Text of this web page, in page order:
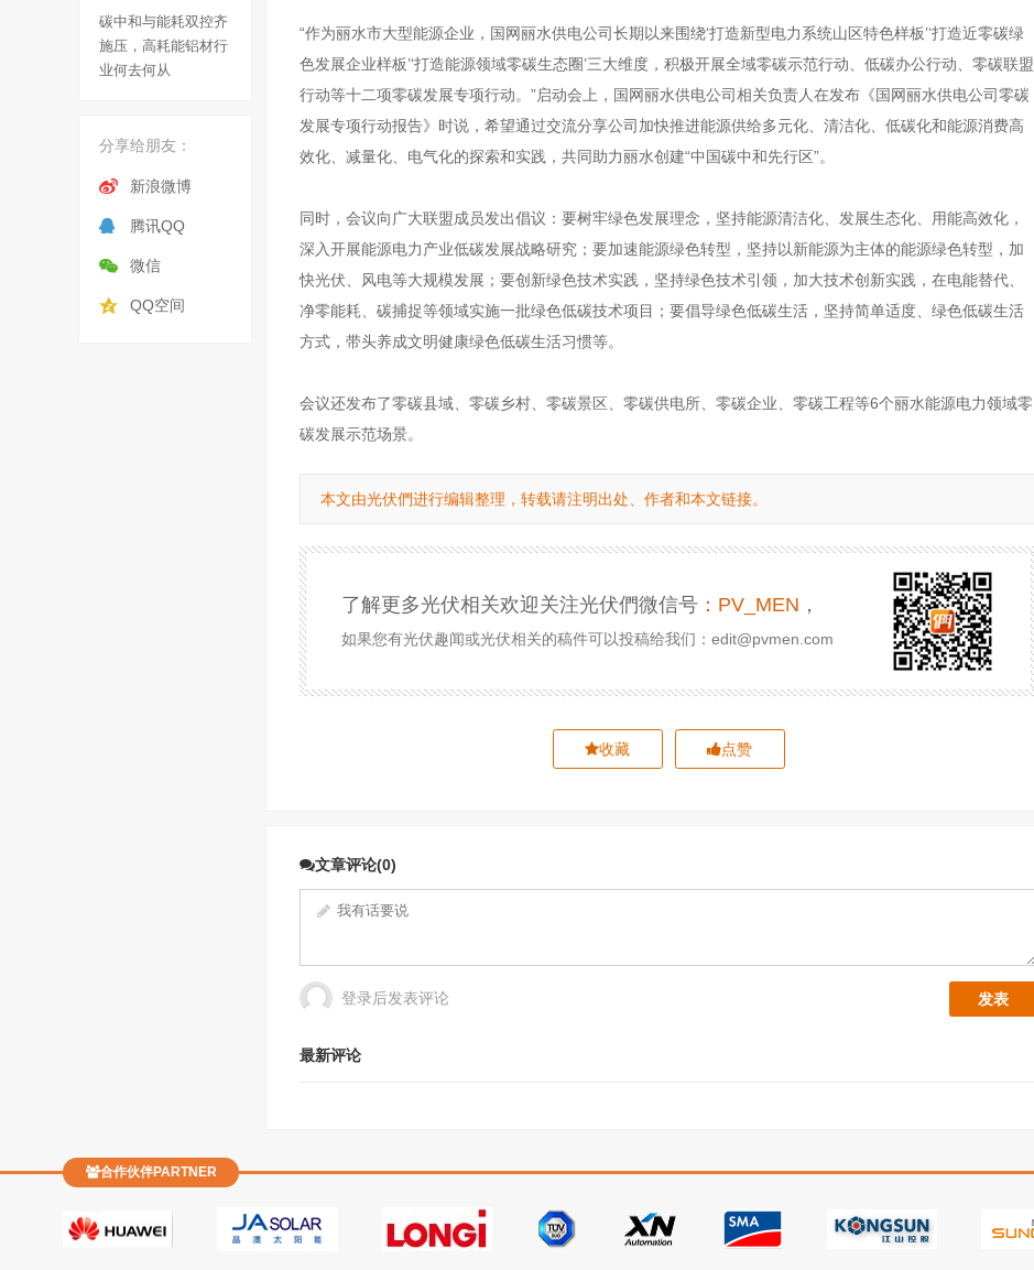
碳中和与能耗双控齐
施压，高耗能铝材行
业何去何从
分享给朋友：
新浪微博
腾讯QQ
微信
QQ空间
“作为丽水市大型能源企业，国网丽水供电公司长期以来围绕‘打造新型电力系统山区特色样板’‘打造近零碳绿
色发展企业样板’‘打造能源领域零碳生态圈’三大维度，积极开展全域零碳示范行动、低碳办公行动、零碳联盟
行动等十二项零碳发展专项行动。”启动会上，国网丽水供电公司相关负责人在发布《国网丽水供电公司零碳
发展专项行动报告》时说，希望通过交流分享公司加快推进能源供给多元化、清洁化、低碳化和能源消费高
效化、减量化、电气化的探索和实践，共同助力丽水创建“中国碳中和先行区”。
同时，会议向广大联盟成员发出倡议：要树牢绿色发展理念，坚持能源清洁化、发展生态化、用能高效化，
深入开展能源电力产业低碳发展战略研究；要加速能源绿色转型，坚持以新能源为主体的能源绿色转型，加
快光伏、风电等大规模发展；要创新绿色技术实践，坚持绿色技术引领，加大技术创新实践，在电能替代、
净零能耗、碳捕捉等领域实施一批绿色低碳技术项目；要倡导绿色低碳生活，坚持简单适度、绿色低碳生活
方式，带头养成文明健康绿色低碳生活习惯等。
会议还发布了零碳县域、零碳乡村、零碳景区、零碳供电所、零碳企业、零碳工程等6个丽水能源电力领域零
碳发展示范场景。
本文由光伏們进行编辑整理，转载请注明出处、作者和本文链接。
了解更多光伏相关欢迎关注光伏們微信号 ：PV_MEN ，
如果您有光伏趣闻或光伏相关的稿件可以投稿给我们：edit@pvmen.com
收藏 点赞
文章评论(0)
登录后发表评论
最新评论
合作伙伴PARTNER